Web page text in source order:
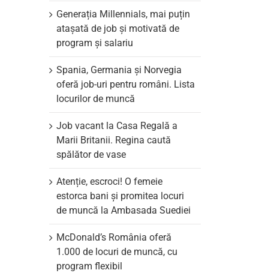
Generația Millennials, mai puțin
atașată de job și motivată de
program și salariu
Spania, Germania și Norvegia
oferă job-uri pentru români. Lista
locurilor de muncă
Job vacant la Casa Regală a
Marii Britanii. Regina caută
spălător de vase
Atenție, escroci! O femeie
estorca bani și promitea locuri
de muncă la Ambasada Suediei
McDonald’s România oferă
1.000 de locuri de muncă, cu
program flexibil